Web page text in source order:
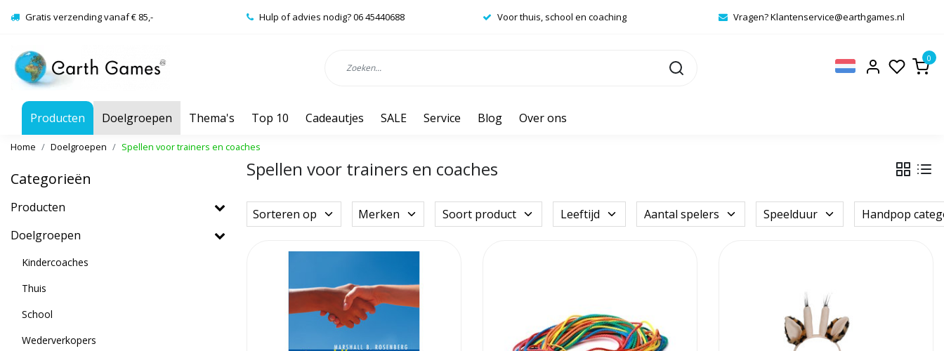
Gratis verzending vanaf € 85,- Hulp of advies nodig? 06 45440688 Voor thuis, school en coaching Vragen?Klantenservice@earthgames.nl
0
Producten Doelgroepen Thema's Top 10 Cadeautjes SALE Service Blog Over ons
Home Doelgroepen Spellen voor trainers en coaches
Categorieën
Producten
Doelgroepen
Kindercoaches
Thuis
School
Wederverkopers
Spellen voor trainers en coaches
Sorteren op Merken Soort product Leeftijd Aantal spelers Speelduur Handpop